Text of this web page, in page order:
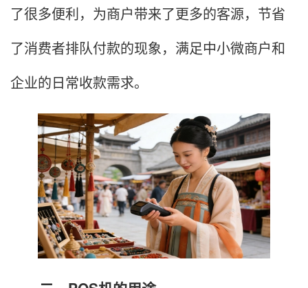
了很多便利，为商户带来了更多的客源，节省
了消费者排队付款的现象，满足中小微商户和
企业的日常收款需求。